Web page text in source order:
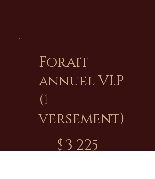
Forait
annuel V.I.P
(1
versement)
$ 3 225